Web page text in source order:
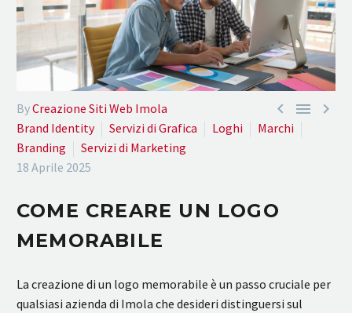
  
ByCreazione Siti Web Imola
Brand Identity
Servizi di Grafica Loghi
Marchi
Branding
Servizi di Marketing
18 Aprile 2025
COME CREARE UN LOGO
MEMORABILE
La creazione di un logo memorabile è un passo cruciale per
qualsiasi azienda di Imola che desideri distinguersi sul